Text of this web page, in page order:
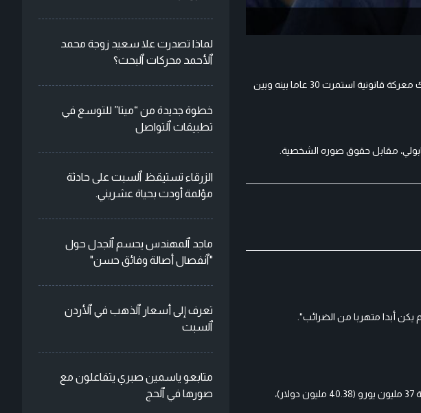
برأت المحكمة العليا الإيطالية الأسطورة الراحلة دييغو مارادونا، نجم كرة القدم الأرجنتينية، من تهم التهرب الضريبي، لتنهي بذلك معركة قانونية استمرت 30 عاما بينه وبين
يكن أبدا متهربا من الضرائب".
وكانت التحقيقات في مدفوعات الضرائب للأسطورة مارادونا قد بدأت في أوائل التسعينات، حيث أدت إلى اتهامات تقدر بقيمة 37 مليون يورو (40.38 مليون دولار)،
لماذا تصدرت علا سعيد زوجة محمد
ٱلأحمد محركات ٱلبحث؟
خطوة جديدة من “ميتا” للتوسع في
تطبيقات ٱلتواصل
الزرقاء تستيقظ ٱلسبت على حادثة
مؤلمة أودت بحياة عشريني.
ماجد ٱلمهندس يحسم ٱلجدل حول
"ٱنفصال أصالة وفائق حسن"
تعرف إلى أسعار ٱلذهب في ٱلأردن
ٱلسبت
متابعو ياسمين صبري يتفاعلون مع
صورها في ٱلحج